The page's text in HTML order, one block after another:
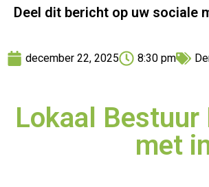
Deel dit bericht op uw sociale
december 22, 2025 8:30 pm
Lokaal
met